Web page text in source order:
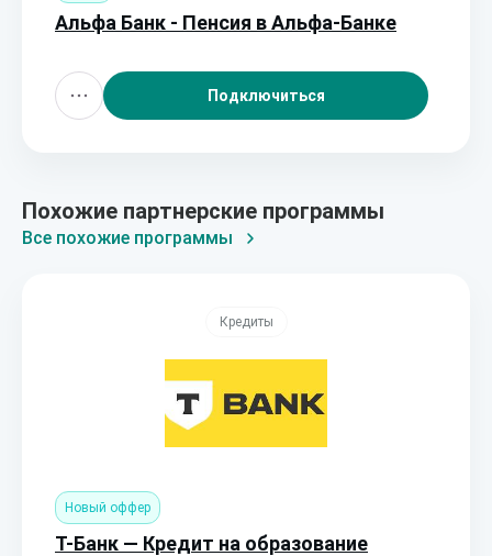
Альфа Банк - Пенсия в Альфа-Банке
Подключиться
Похожие партнерские программы
Все похожие программы
Кредиты
Новый оффер
Т-Банк — Кредит на образование